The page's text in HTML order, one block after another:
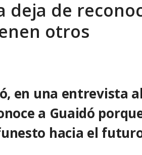
eléctrico en... AGOSTO 7, 2026
deja de
otros
en una entrevista al
a Guaidó
hacia el